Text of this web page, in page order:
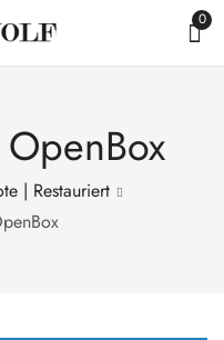
0
| Restauriert